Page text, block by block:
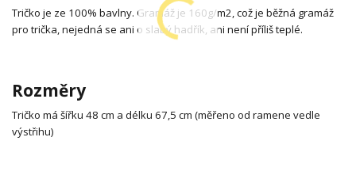
Tričko je ze 100% bavlny. Gramáž je 160g/m2, což je běžná gramáž
pro trička, nejedná se ani o slabý hadřík, ani není příliš teplé.
Rozměry
Tričko má šířku 48 cm a délku 67,5 cm (měřeno od ramene vedle
výstřihu)